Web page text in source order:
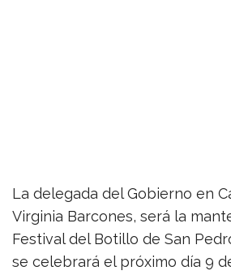
La delegada del Gobierno en
Virginia Barcones, será la
Festival del Botillo de San
se celebrará el próximo día 9